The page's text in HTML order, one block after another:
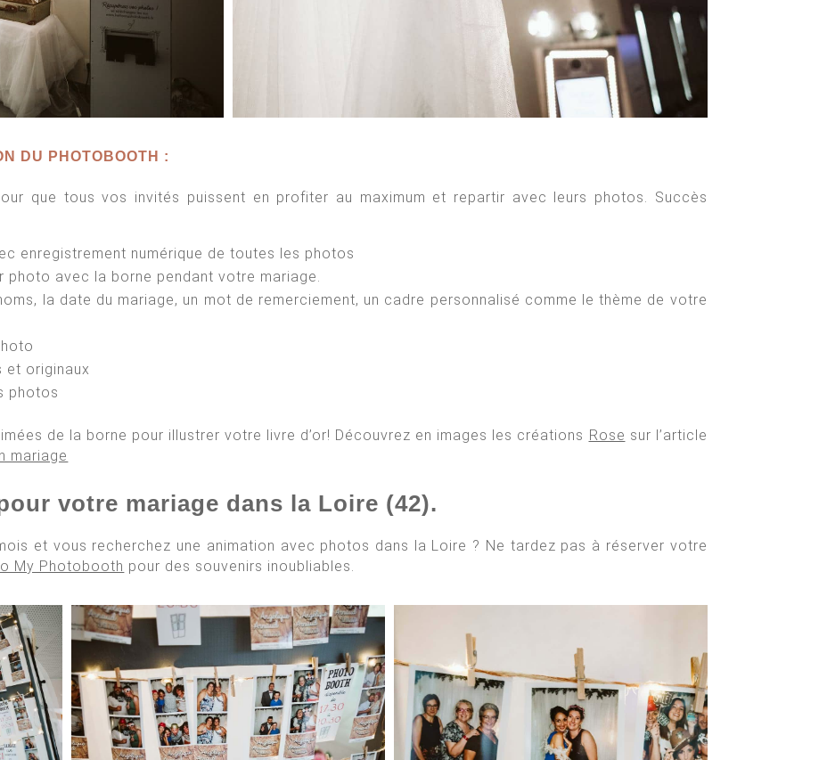
DU PHOTOBOOTH :
que tous vos invités puissent en profiter au maximum et repartir avec leurs photos. Succès
enregistrement numérique de toutes les photos
photo avec la borne pendant votre mariage.
la date du mariage, un mot de remerciement, un cadre personnalisé comme le thème de votre
et originaux
photos
de la borne pour illustrer votre livre d’or! Découvrez en images les créations Rose sur l’article
mariage
votre mariage dans la Loire (42).
et vous recherchez une animation avec photos dans la Loire ? Ne tardez pas à réserver votre
My Photobooth pour des souvenirs inoubliables.